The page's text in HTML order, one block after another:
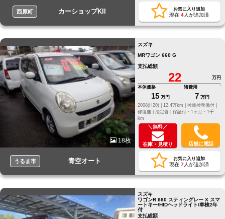
西原町 カーショップKII お気に入り追加
現在 4人が追加済
18枚
うるま市 青空オート
スズキ
MRワゴン 660 G
支払総額
22
万円
本体価格
15 万円
諸費用
7 万円
2008(H20) |
12.4万km |
検車検整備付 |
修復無 | 法定含 | 保証付・1ヶ月・1千
km
＼無料／
在庫・見積り 店舗に電話
お気に入り追加
現在 7人が追加済
スズキ
ワゴンR 660 スティングレー X スマ
ートキー/HIDヘッドライト/車検2年
付
支払総額